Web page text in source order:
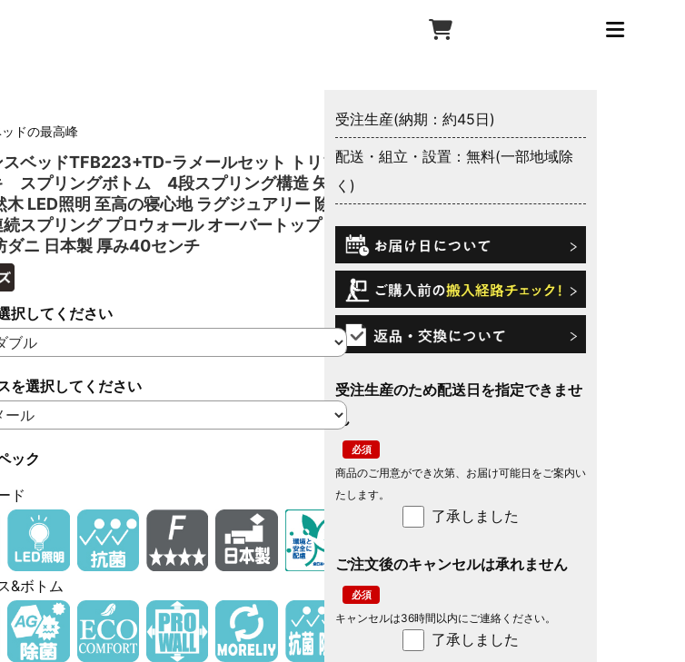
ドの最高峰
スベッドTFB223+TD-ラメールセット トリプ
スプリングボトム 4段スプリング構造 矢羽
木 LED照明 至高の寝心地 ラグジュアリー 除菌
スプリング プロウォール オーバートップ 抗
ダニ 日本製 厚み40センチ
択してください
を選択してください
ック
ド
&ボトム
受注生産(納期：約45日)
配送・組立・設置：無料(一部地域除
く)
受注生産のため配送日を指定できませ
ん
了承しました
商品のご用意ができ次第、お届け可能日をご案内い
たします。
ご注文後のキャンセルは承れません
了承しました
キャンセルは36時間以内にご連絡ください。